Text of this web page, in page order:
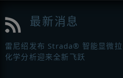
最新消息
雷尼绍发布 Strada® 智能显微
化学分析迎来全新飞跃